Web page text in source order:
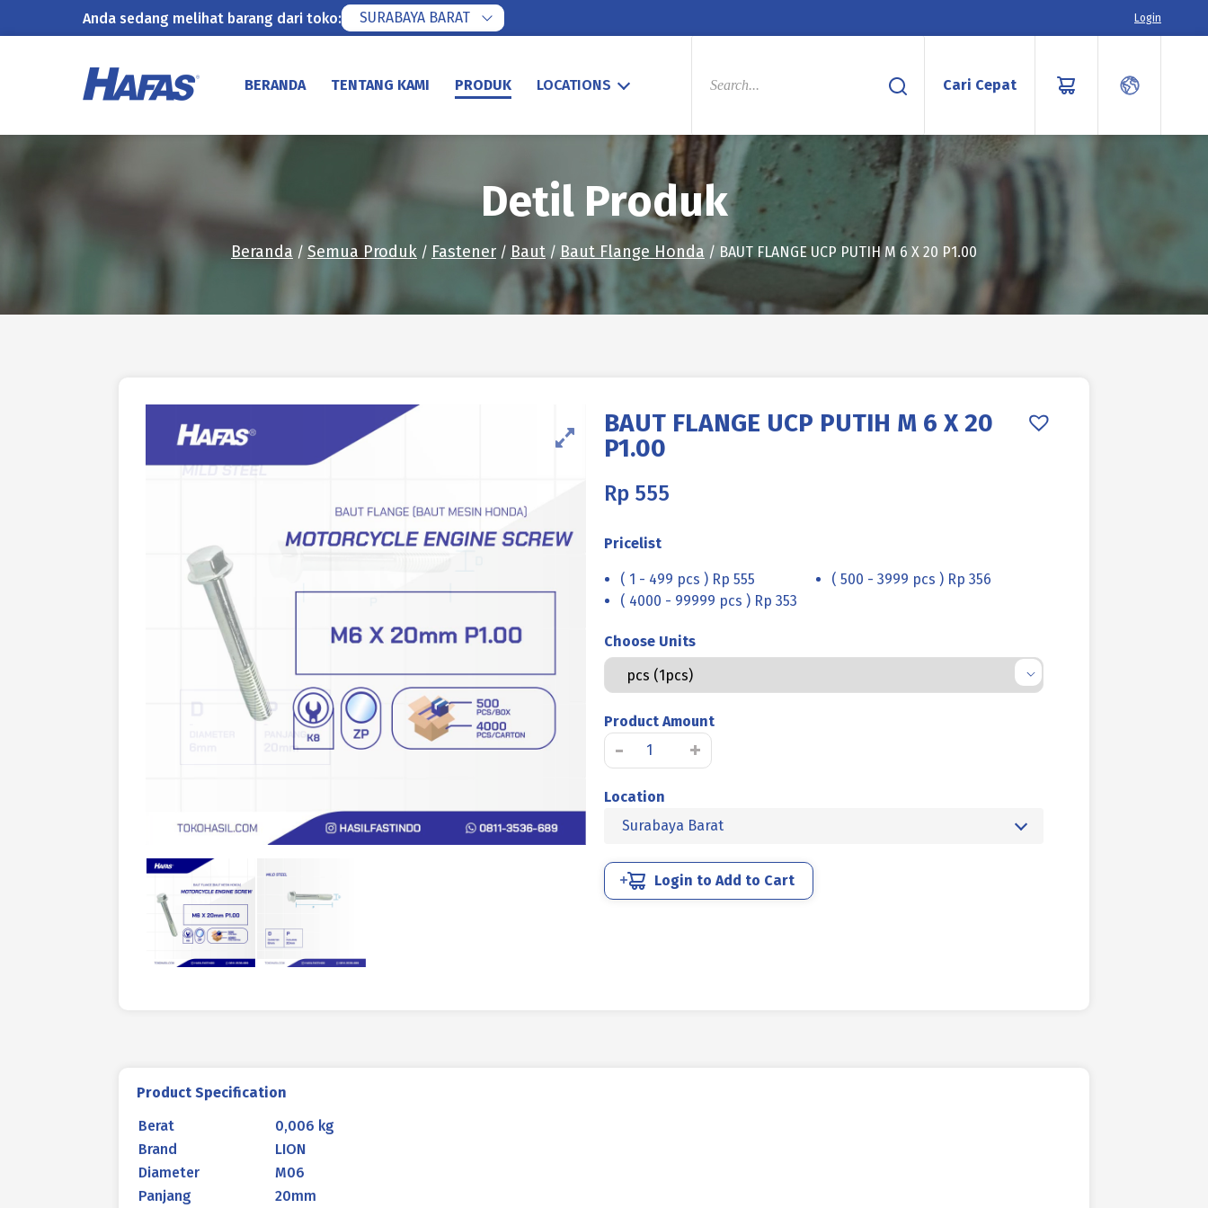
Anda sedang melihat barang dari toko: SURABAYA BARAT Login
BERANDA TENTANG KAMI PRODUK LOCATIONS
PRODUCTS
Cari Cepat
Detil Produk
Beranda / Semua Produk / Fastener / Baut / Baut Flange Honda / BAUT FLANGE UCP PUTIH M 6 X 20 P1.00
BAUT FLANGE UCP PUTIH M 6 X 20
P1.00
Rp 555
Pricelist
( 1 - 499 pcs ) Rp 555
( 500 - 3999 pcs ) Rp 356
( 4000 - 99999 pcs ) Rp 353
Choose Units
Product Amount
-
Kuantitas
BAUT
FLANGE
PUTIH
6
X
+
Location
Surabaya Barat
Login to Add to Cart
Product Specification
Berat
0,006 kg
Brand
LION
Diameter
M06
Panjang
20mm